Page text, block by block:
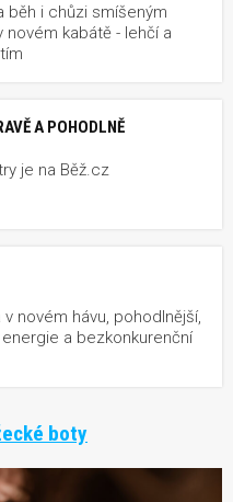
běh i chůzi smíšeným
kabátě - lehčí a
A POHODLNĚ
je na Běž.cz
novém hávu, pohodlnější,
a bezkonkurenční
boty